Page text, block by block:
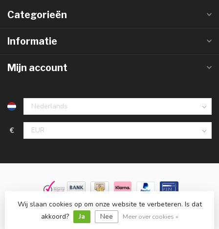
Categorieën
Informatie
Mijn account
€
© Copyright 2026 Groothandelinled.nl - Powered by
Lightspeed
Lightspeed designbyDyvelopment
Wij slaan cookies op om onze website te verbeteren. Is dat
akkoord?
Ja Nee Meer over cookies »